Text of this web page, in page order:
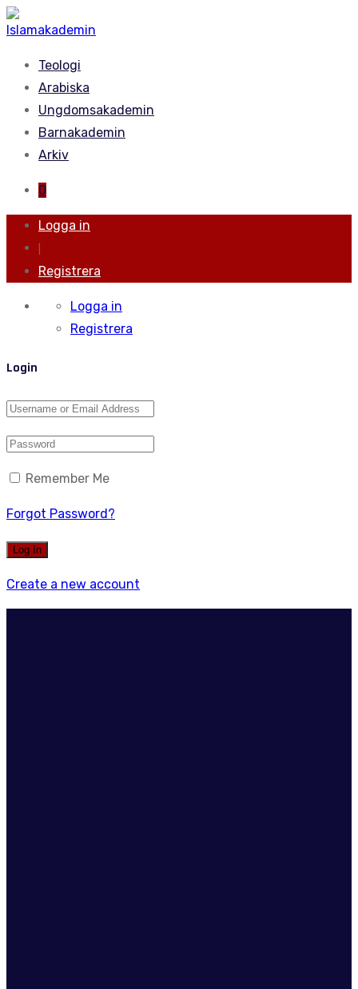
Teologi
Arabiska
Ungdomsakademin
Barnakademin
Arkiv
0
Logga in
Registrera
Logga in
Registrera
Login
Remember Me
Forgot Password?
Create a new account